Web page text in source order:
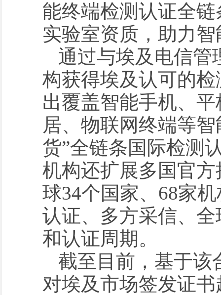
能终端检测认证全
实验室资质，助力
通过与埃及电信管
构获得埃及认可的
出覆盖智能手机、
居、物联网终端等
货”全链条国际检测
机构还扩展多国官
球34个国家、68家
认证、多方采信、
和认证周期。
截至目前，基于该
对埃及市场签发证